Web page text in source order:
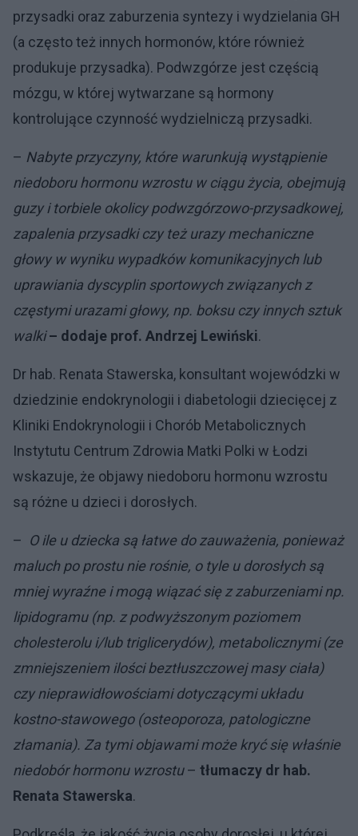
przysadki oraz zaburzenia syntezy i wydzielania GH
(a często też innych hormonów, które również
produkuje przysadka). Podwzgórze jest częścią
mózgu, w której wytwarzane są hormony
kontrolujące czynność wydzielniczą przysadki.
– Nabyte przyczyny, które warunkują wystąpienie
niedoboru hormonu wzrostu w ciągu życia, obejmują
guzy i torbiele okolicy podwzgórzowo-przysadkowej,
zapalenia przysadki czy też urazy mechaniczne
głowy w wyniku wypadków komunikacyjnych lub
uprawiania dyscyplin sportowych związanych z
częstymi urazami głowy, np. boksu czy innych sztuk
walki – dodaje prof. Andrzej Lewiński.
Dr hab. Renata Stawerska, konsultant wojewódzki w
dziedzinie endokrynologii i diabetologii dziecięcej z
Kliniki Endokrynologii i Chorób Metabolicznych
Instytutu Centrum Zdrowia Matki Polki w Łodzi
wskazuje, że objawy niedoboru hormonu wzrostu
są różne u dzieci i dorosłych.
– O ile u dziecka są łatwe do zauważenia, ponieważ
maluch po prostu nie rośnie, o tyle u dorosłych są
mniej wyraźne i mogą wiązać się z zaburzeniami np.
lipidogramu (np. z podwyższonym poziomem
cholesterolu i/lub triglicerydów), metabolicznymi (ze
zmniejszeniem ilości beztłuszczowej masy ciała)
czy nieprawidłowościami dotyczącymi układu
kostno-stawowego (osteoporoza, patologiczne
złamania). Za tymi objawami może kryć się właśnie
niedobór hormonu wzrostu– tłumaczy dr hab.
Renata Stawerska.